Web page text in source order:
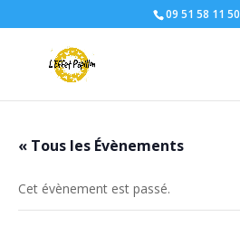
09 51 58 11 50
« Tous les Évènements
Cet évènement est passé.